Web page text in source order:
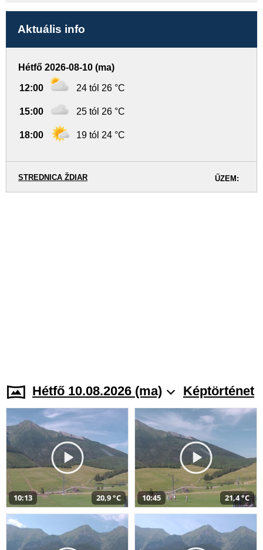
Aktuális info
Hétfő 2026-08-10 (ma)
12:00 24 tól 26 °C
15:00 25 tól 26 °C
18:00 19 tól 24 °C
ŰZEM:
STREDNICA ŽDIAR
Hétfő 10.08.2026 (ma) Képtörténet
10:13 20,9 °C 10:45 21,4 °C